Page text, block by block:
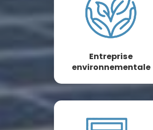
Entreprise
environnementale